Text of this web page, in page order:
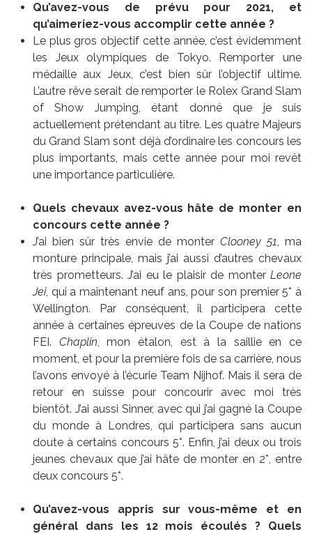
Qu’avez-vous de prévu pour 2021, et
qu’aimeriez-vous accomplir cette année ?
Le plus gros objectif cette année, c’est évidemment
les Jeux olympiques de Tokyo. Remporter une
médaille aux Jeux, c’est bien sûr l’objectif ultime.
L’autre rêve serait de remporter le Rolex Grand Slam
of Show Jumping, étant donné que je suis
actuellement prétendant au titre. Les quatre Majeurs
du Grand Slam sont déjà d’ordinaire les concours les
plus importants, mais cette année pour moi revêt
une importance particulière.
Quels chevaux avez-vous hâte de monter en
concours cette année ?
J’ai bien sûr très envie de monter Clooney 51, ma
monture principale, mais j’ai aussi d’autres chevaux
très prometteurs. J’ai eu le plaisir de monter Leone
Jei, qui a maintenant neuf ans, pour son premier 5* à
Wellington. Par conséquent, il participera cette
année à certaines épreuves de la Coupe de nations
FEI. Chaplin, mon étalon, est à la saillie en ce
moment, et pour la première fois de sa carrière, nous
l’avons envoyé à l’écurie Team Nijhof. Mais il sera de
retour en suisse pour concourir avec moi très
bientôt. J’ai aussi Sinner, avec qui j’ai gagné la Coupe
du monde à Londres, qui participera sans aucun
doute à certains concours 5*. Enfin, j’ai deux ou trois
jeunes chevaux que j’ai hâte de monter en 2*, entre
deux concours 5*.
Qu’avez-vous appris sur vous-même et en
général dans les 12 mois écoulés ? Quels